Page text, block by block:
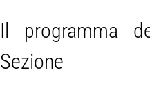
Il programma
Sezione